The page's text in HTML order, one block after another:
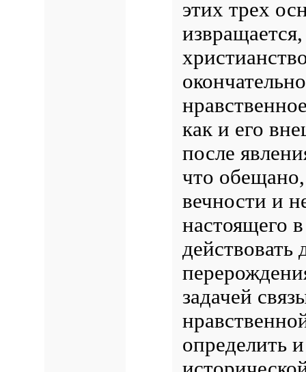
этих трех
как и его
после
что обещано,
вечности и
настоящего
действовать
задачей
определить